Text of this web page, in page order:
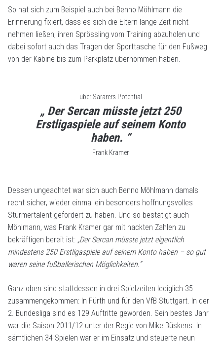
So hat sich zum Beispiel auch bei Benno Möhlmann die
Erinnerung fixiert, dass es sich die Eltern lange Zeit nicht
nehmen ließen, ihren Sprössling vom Training abzuholen und
dabei sofort auch das Tragen der Sporttasche für den Fußweg
von der Kabine bis zum Parkplatz übernommen haben.
über Sararers Potential
„ Der Sercan müsste jetzt 250
Erstligaspiele auf seinem Konto
haben. ”
Frank Kramer
Dessen ungeachtet war sich auch Benno Möhlmann damals
recht sicher, wieder einmal ein besonders hoffnungsvolles
Stürmertalent gefördert zu haben. Und so bestätigt auch
Möhlmann, was Frank Kramer gar mit nackten Zahlen zu
bekräftigen bereit ist: „Der Sercan müsste jetzt eigentlich
mindestens 250 Erstligaspiele auf seinem Konto haben – so gut
waren seine fußballerischen Möglichkeiten.“
Ganz oben sind stattdessen in drei Spielzeiten lediglich 35
zusammengekommen: In Fürth und für den VfB Stuttgart. In der
2. Bundesliga sind es 129 Auftritte geworden. Sein bestes Jahr
war die Saison 2011/12 unter der Regie von Mike Büskens. In
sämtlichen 34 Spielen war er im Einsatz und steuerte neun